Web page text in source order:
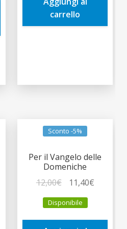
9,90€.
carrello
Sconto -5%
Per il Vangelo delle
Domeniche
12,00€
prezzo
originale
era:
11,40€Il
è:
Disponibile